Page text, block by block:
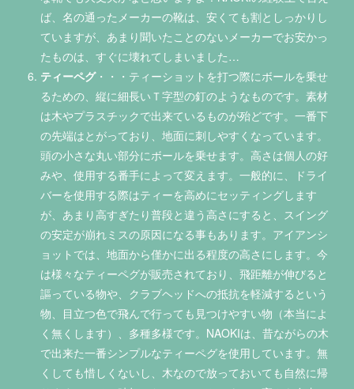
ば、名の通ったメーカーの靴は、安くても割としっかりし
ていますが、あまり聞いたことのないメーカーでお安かっ
たものは、すぐに壊れてしまいました…
ティーペグ・・・ティーショットを打つ際にボールを乗せ
るための、縦に細長いＴ字型の釘のようなものです。素材
は木やプラスチックで出来ているものが殆どです。一番下
の先端はとがっており、地面に刺しやすくなっています。
頭の小さな丸い部分にボールを乗せます。高さは個人の好
みや、使用する番手によって変えます。一般的に、ドライ
バーを使用する際はティーを高めにセッティングします
が、あまり高すぎたり普段と違う高さにすると、スイング
の安定が崩れミスの原因になる事もあります。アイアンシ
ョットでは、地面から僅かに出る程度の高さにします。今
は様々なティーペグが販売されており、飛距離が伸びると
謳っている物や、クラブヘッドへの抵抗を軽減するという
物、目立つ色で飛んで行っても見つけやすい物（本当によ
く無くします）、多種多様です。NAOKIは、昔ながらの木
で出来た一番シンプルなティーペグを使用しています。無
くしても惜しくないし、木なので放っておいても自然に帰